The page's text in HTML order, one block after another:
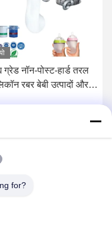
ग्रेड नॉन-पोस्ट-हार्ड तरल
रबर बेबी उत्पादों और
for?